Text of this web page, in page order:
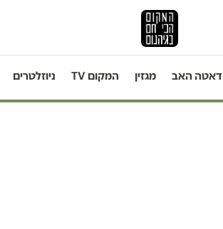
דאטה האב מגזין המקום TV ניוזלטרים